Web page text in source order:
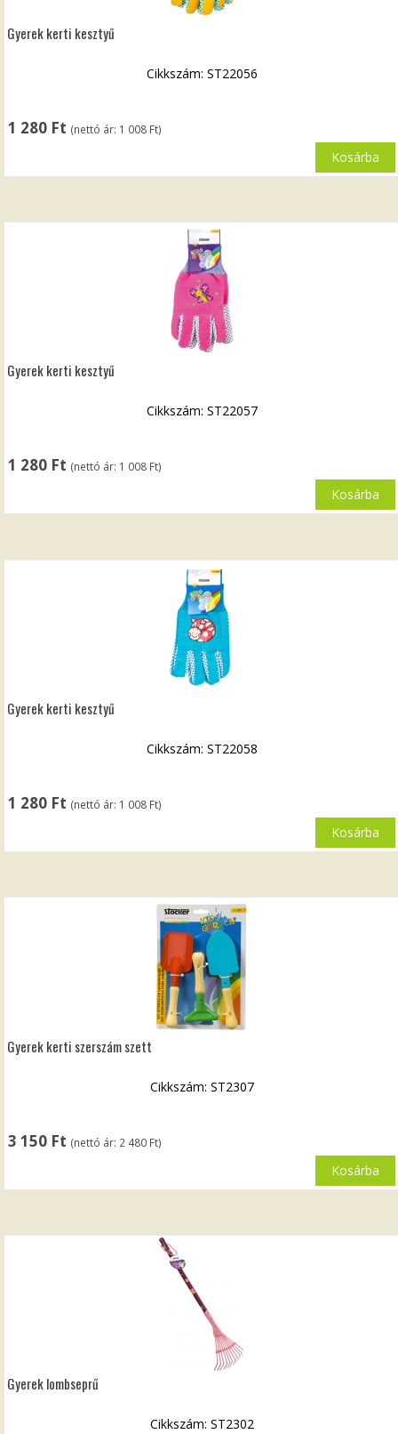
Gyerek kerti kesztyű
1 280 Ft (nettó ár: 1 008 Ft)
Cikkszám: ST22056
Kosárba
Gyerek kerti kesztyű
1 280 Ft (nettó ár: 1 008 Ft)
Cikkszám: ST22057
Kosárba
Gyerek kerti kesztyű
1 280 Ft (nettó ár: 1 008 Ft)
Cikkszám: ST22058
Kosárba
Gyerek kerti szerszám szett
3 150 Ft (nettó ár: 2 480 Ft)
Cikkszám: ST2307
Kosárba
Gyerek lombseprű
Cikkszám: ST2302